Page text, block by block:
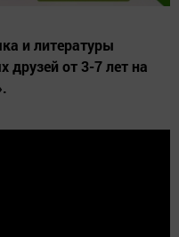
и литературы
друзей от 3-7 лет на